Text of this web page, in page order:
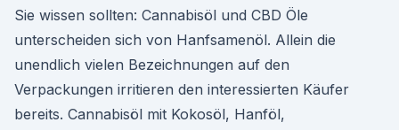
Sie wissen sollten: Cannabisöl und CBD Öle
unterscheiden sich von Hanfsamenöl. Allein die
unendlich vielen Bezeichnungen auf den
Verpackungen irritieren den interessierten Käufer
bereits. Cannabisöl mit Kokosöl, Hanföl,